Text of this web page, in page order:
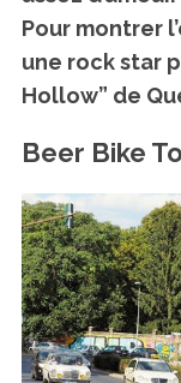
Pour montrer
une rock star
Hollow” de
Beer Bike